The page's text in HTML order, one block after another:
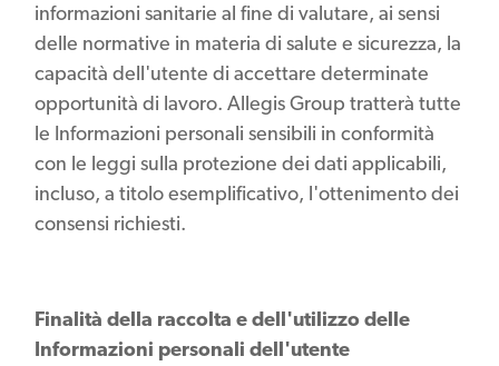
informazioni sanitarie al fine di valutare, ai sensi
delle normative in materia di salute e sicurezza, la
capacità dell'utente di accettare determinate
opportunità di lavoro. Allegis Group tratterà tutte
le Informazioni personali sensibili in conformità
con le leggi sulla protezione dei dati applicabili,
incluso, a titolo esemplificativo, l'ottenimento dei
consensi richiesti.
Finalità della raccolta e dell'utilizzo delle
Informazioni personali dell'utente